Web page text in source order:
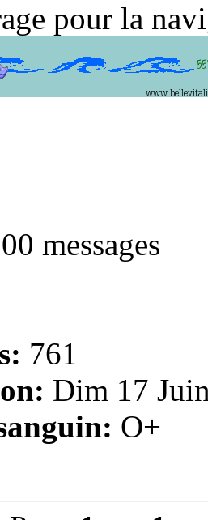
pour la
messages
761
Dim 17
O+